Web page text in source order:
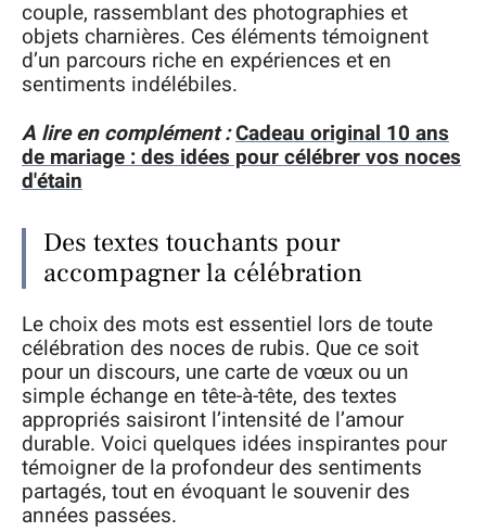
couple, rassemblant des photographies et
objets charnières. Ces éléments témoignent
d’un parcours riche en expériences et en
sentiments indélébiles.
A lire en complément :Cadeau original 10 ans
de mariage : des idées pour célébrer vos noces
d'étain
Des textes touchants pour
accompagner la célébration
Le choix des mots est essentiel lors de toute
célébration des noces de rubis. Que ce soit
pour un discours, une carte de vœux ou un
simple échange en tête-à-tête, des textes
appropriés saisiront l’intensité de l’amour
durable. Voici quelques idées inspirantes pour
témoigner de la profondeur des sentiments
partagés, tout en évoquant le souvenir des
années passées.